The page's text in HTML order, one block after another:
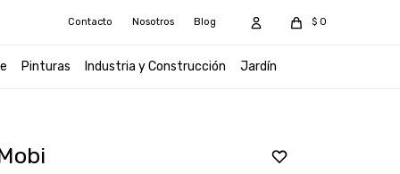
Pinturas Industria y Construcción Jardín
$ 0
Contacto Nosotros Blog